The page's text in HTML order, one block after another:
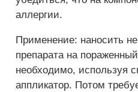
аллергии.
Применение: наносить
препарата на
необходимо, используя
аппликатор. Потом